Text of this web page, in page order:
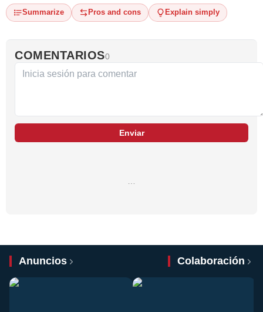
Summarize Pros and cons Explain simply
COMENTARIOS0
Enviar
Anuncios Colaboración